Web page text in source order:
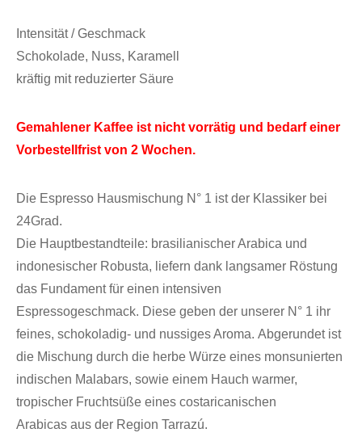
Intensität / Geschmack
Schokolade, Nuss, Karamell
kräftig mit reduzierter Säure
Gemahlener Kaffee ist nicht vorrätig und bedarf einer
Vorbestellfrist von 2 Wochen.
Die Espresso Hausmischung N° 1 ist der Klassiker bei
24Grad.
Die Hauptbestandteile: brasilianischer Arabica und
indonesischer Robusta, liefern dank langsamer Röstung
das Fundament für einen intensiven
Espressogeschmack. Diese geben der unserer N° 1 ihr
feines, schokoladig- und nussiges Aroma. Abgerundet ist
die Mischung durch die herbe Würze eines monsunierten
indischen Malabars, sowie einem Hauch warmer,
tropischer Fruchtsüße eines costaricanischen
Arabicas aus der Region Tarrazú.